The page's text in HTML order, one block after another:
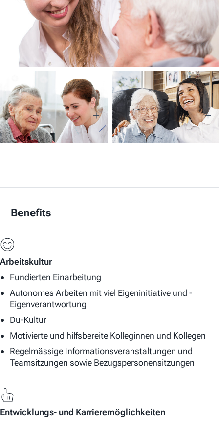
Benefits
Arbeitskultur
Fundierten Einarbeitung
Autonomes Arbeiten mit viel Eigeninitiative und -
Eigenverantwortung
Du-Kultur
Motivierte und hilfsbereite Kolleginnen und Kollegen
Regelmässige Informationsveranstaltungen und
Teamsitzungen sowie Bezugspersonensitzungen
Entwicklungs- und Karrieremöglichkeiten